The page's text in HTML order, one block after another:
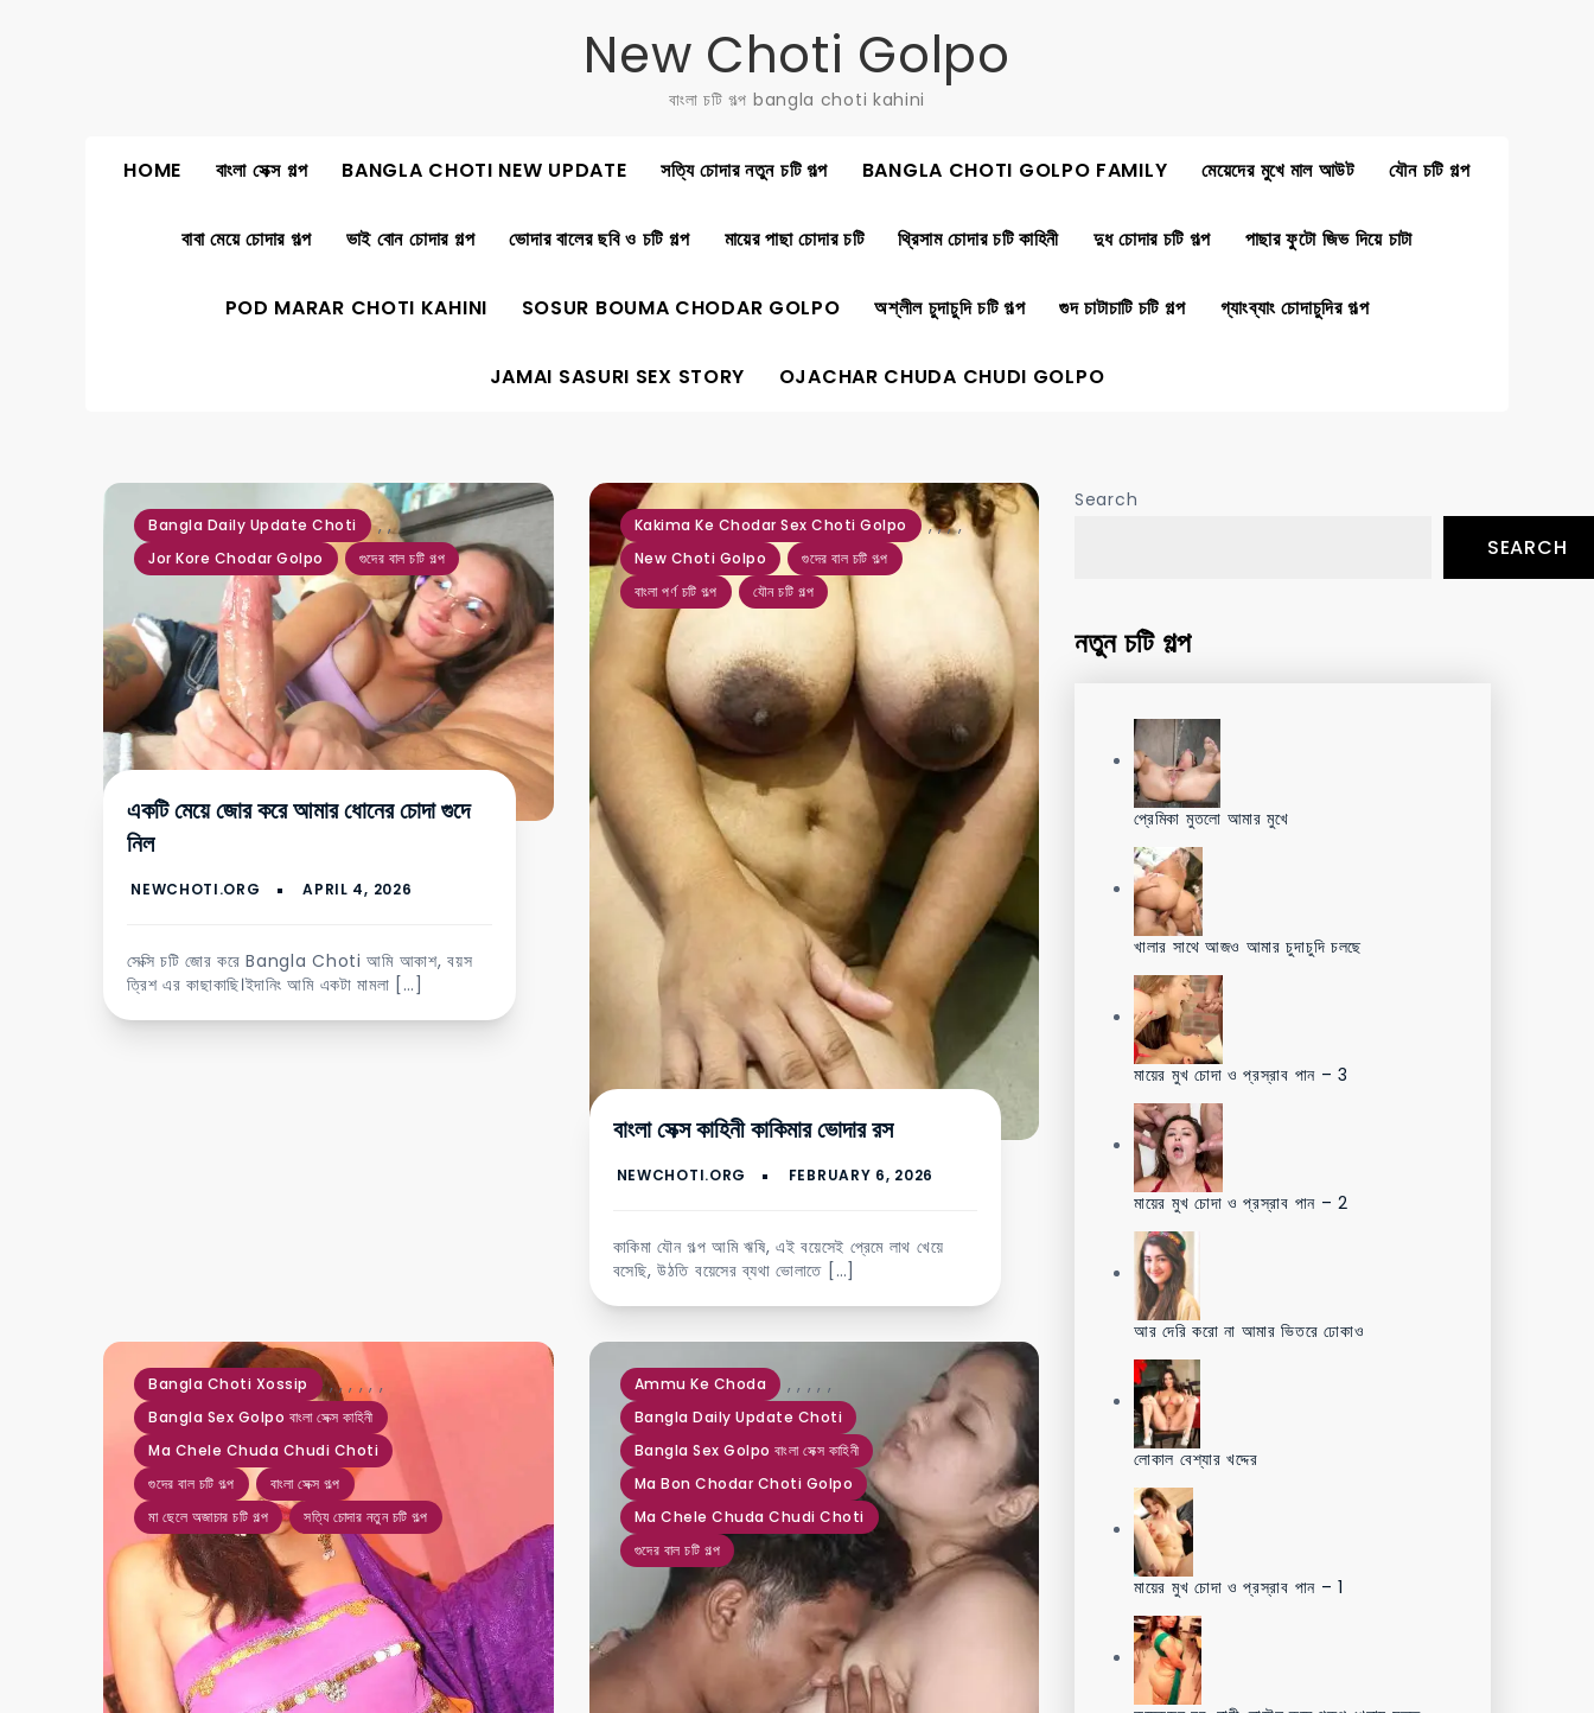
New Choti Golpo
বাংলা চটি গল্প bangla choti kahini
HOME বাংলা সেক্স গল্প BANGLA CHOTI NEW UPDATE সত্যি চোদার নতুন চটি গল্প BANGLA CHOTI GOLPO FAMILY মেয়েদের মুখে মাল আউট যৌন চটি গল্প
বাবা মেয়ে চোদার গল্প ভাই বোন চোদার গল্প ভোদার বালের ছবি ও চটি গল্প মায়ের পাছা চোদার চটি থ্রিসাম চোদার চটি কাহিনী দুধ চোদার চটি গল্প পাছার ফুটো জিভ দিয়ে চাটা
POD MARAR CHOTI KAHINI SOSUR BOUMA CHODAR GOLPO অশ্লীল চুদাচুদি চটি গল্প গুদ চাটাচাটি চটি গল্প গ্যাংব্যাং চোদাচুদির গল্প
JAMAI SASURI SEX STORY OJACHAR CHUDA CHUDI GOLPO
Bangla Daily Update Choti ,
Jor Kore Chodar Golpo
,
গুদের বাল চটি গল্প
একটি মেয়ে জোর করে আমার ধোনের চোদা গুদে
নিল
সেক্সি চটি জোর করে Bangla Choti আমি আকাশ, বয়স
ত্রিশ এর কাছাকাছি।ইদানিং আমি একটা মামলা […]
Kakima Ke Chodar Sex Choti Golpo ,
New Choti Golpo
,
গুদের বাল চটি গল্প
,
বাংলা পর্ণ চটি গল্প
,
যৌন চটি গল্প
বাংলা সেক্স কাহিনী কাকিমার ভোদার রস
কাকিমা যৌন গল্প আমি ঋষি, এই বয়েসেই প্রেমে লাথ খেয়ে
বসেছি, উঠতি বয়েসের ব্যথা ভোলাতে […]
Bangla Choti Xossip ,
Bangla Sex Golpo বাংলা সেক্স কাহিনী
,
Ma Chele Chuda Chudi Choti
,
গুদের বাল চটি গল্প
,
বাংলা সেক্স গল্প
,
মা ছেলে অজাচার চটি গল্প
,
সত্যি চোদার নতুন চটি গল্প
Ammu Ke Choda ,
Bangla Daily Update Choti
,
Bangla Sex Golpo বাংলা সেক্স কাহিনী
,
Ma Bon Chodar Choti Golpo
,
Ma Chele Chuda Chudi Choti
,
গুদের বাল চটি গল্প
Search
SEARCH
নতুন চটি গল্প
প্রেমিকা মুতলো আমার মুখে
খালার সাথে আজও আমার চুদাচুদি চলছে
মায়ের মুখ চোদা ও প্রস্রাব পান – 3
মায়ের মুখ চোদা ও প্রস্রাব পান – 2
আর দেরি করো না আমার ভিতরে ঢোকাও
লোকাল বেশ্যার খদ্দের
মায়ের মুখ চোদা ও প্রস্রাব পান – 1